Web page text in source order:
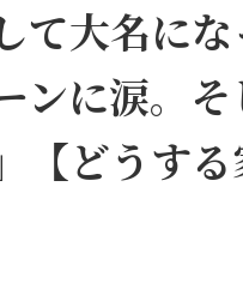
て大名に
ンに涙。
【どうす